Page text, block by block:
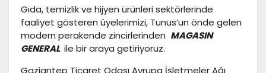
Gıda, temizlik ve hijyen ürünleri sektörlerinde
faaliyet gösteren üyelerimizi, Tunus’un önde gelen
modern perakende zincirlerinden MAGASIN
GENERAL ile bir araya getiriyoruz.
Gaziantep Ticaret Odası Avrupa İşletmeler Ağı